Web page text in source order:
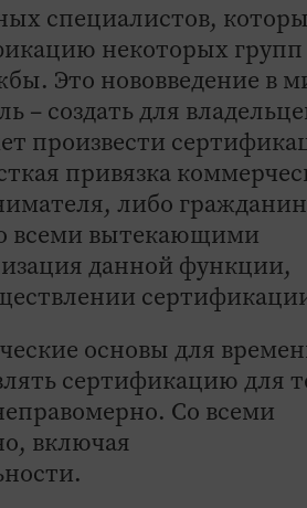
специалистов,
некоторых групп
Это нововведение в
– создать для
произвести
привязка
либо
всеми вытекающими
данной функции,
основы для
сертификацию для
Со всеми
включая